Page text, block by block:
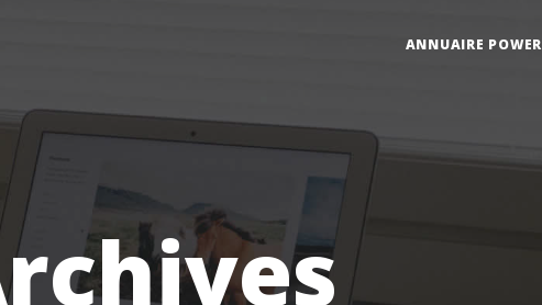
ANNUAIRE POWER